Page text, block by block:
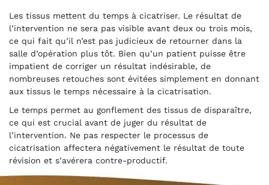
Les tissus mettent du temps à cicatriser. Le résultat de
l’intervention ne sera pas visible avant deux ou trois mois,
ce qui fait qu’il n’est pas judicieux de retourner dans la
salle d’opération plus tôt. Bien qu’un patient puisse être
impatient de corriger un résultat indésirable, de
nombreuses retouches sont évitées simplement en donnant
aux tissus le temps nécessaire à la cicatrisation.
Le temps permet au gonflement des tissus de disparaître,
ce qui est crucial avant de juger du résultat de
l’intervention. Ne pas respecter le processus de
cicatrisation affectera négativement le résultat de toute
révision et s’avérera contre-productif.